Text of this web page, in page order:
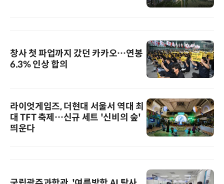
창사 첫 파업까지 갔던 카카오…연봉
6.3% 인상 합의
라이엇게임즈, 더현대 서울서 역대 최
대 TFT 축제…신규 세트 '신비의 숲'
띄운다